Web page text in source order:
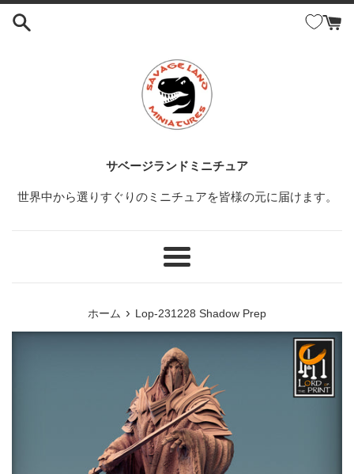
コ
サベージランドミニチュア
世界中から選りすぐりのミニチュアを皆様の元に届けます。
メ
ホーム › Lop-231228 Shadow Prep